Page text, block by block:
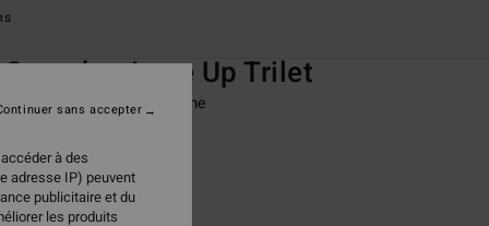
Lace Up Trilet
bikini tank Marron Femme
€
à des
adresse IP) peuvent
publicitaire et du
les produits
sans accepter